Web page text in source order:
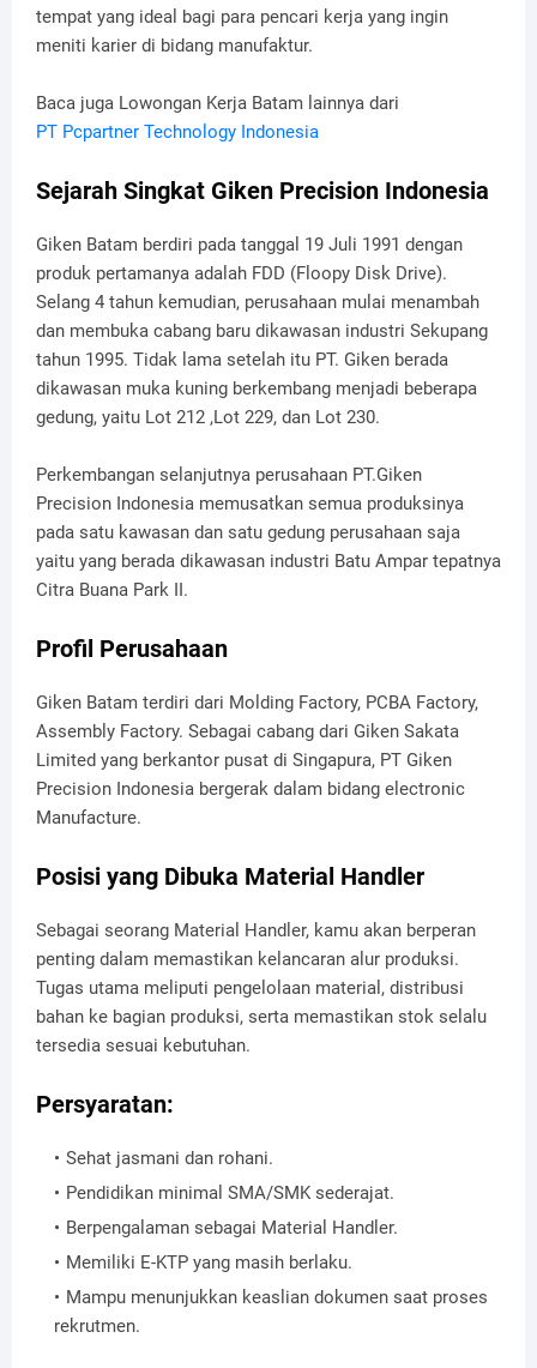
tempat yang ideal bagi para pencari kerja yang ingin
meniti karier di bidang manufaktur.
Baca juga Lowongan Kerja Batam lainnya dari
PT Pcpartner Technology Indonesia
Sejarah Singkat Giken Precision Indonesia
Giken Batam berdiri pada tanggal 19 Juli 1991 dengan
produk pertamanya adalah FDD (Floopy Disk Drive).
Selang 4 tahun kemudian, perusahaan mulai menambah
dan membuka cabang baru dikawasan industri Sekupang
tahun 1995. Tidak lama setelah itu PT. Giken berada
dikawasan muka kuning berkembang menjadi beberapa
gedung, yaitu Lot 212 ,Lot 229, dan Lot 230.
Perkembangan selanjutnya perusahaan PT.Giken
Precision Indonesia memusatkan semua produksinya
pada satu kawasan dan satu gedung perusahaan saja
yaitu yang berada dikawasan industri Batu Ampar tepatnya
Citra Buana Park II.
Profil Perusahaan
Giken Batam terdiri dari Molding Factory, PCBA Factory,
Assembly Factory. Sebagai cabang dari Giken Sakata
Limited yang berkantor pusat di Singapura, PT Giken
Precision Indonesia bergerak dalam bidang electronic
Manufacture.
Posisi yang Dibuka Material Handler
Sebagai seorang Material Handler, kamu akan berperan
penting dalam memastikan kelancaran alur produksi.
Tugas utama meliputi pengelolaan material, distribusi
bahan ke bagian produksi, serta memastikan stok selalu
tersedia sesuai kebutuhan.
Persyaratan:
Sehat jasmani dan rohani.
Pendidikan minimal SMA/SMK sederajat.
Berpengalaman sebagai Material Handler.
Memiliki E-KTP yang masih berlaku.
Mampu menunjukkan keaslian dokumen saat proses
rekrutmen.